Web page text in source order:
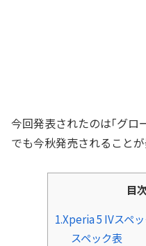
今回発表されたのは｢グロ
でも今秋発売されることが
目
1.Xperia 5 IVスペ
スペック表